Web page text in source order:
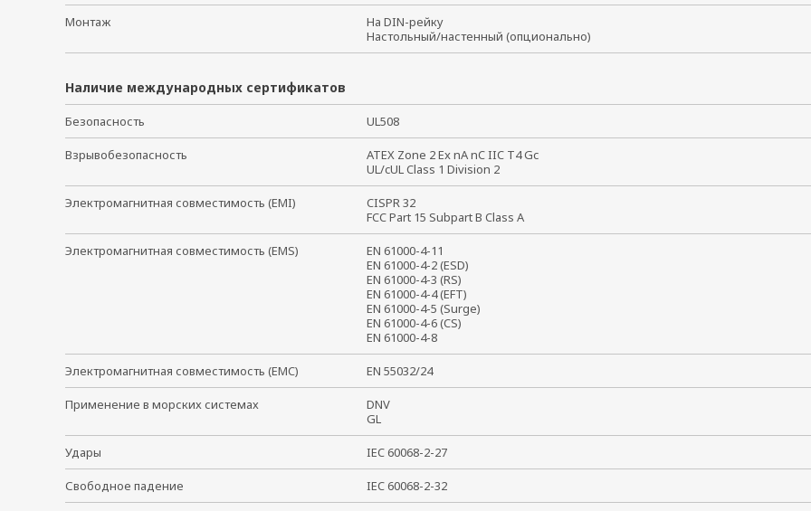
Монтаж
На DIN-рейку
Настольный/настенный (опционально)
Наличие международных сертификатов
Безопасность UL508
Взрывобезопасность
ATEX Zone 2 Ex nA nC IIC T4 Gc
UL/cUL Class 1 Division 2
Электромагнитная совместимость (EMI)
CISPR 32
FCC Part 15 Subpart B Class A
Электромагнитная совместимость (EMS)
EN 61000-4-11
EN 61000-4-2 (ESD)
EN 61000-4-3 (RS)
EN 61000-4-4 (EFT)
EN 61000-4-5 (Surge)
EN 61000-4-6 (CS)
EN 61000-4-8
Электромагнитная совместимость (EMC) EN 55032/24
Применение в морских системах
DNV
GL
Удары IEC 60068-2-27
Свободное падение IEC 60068-2-32